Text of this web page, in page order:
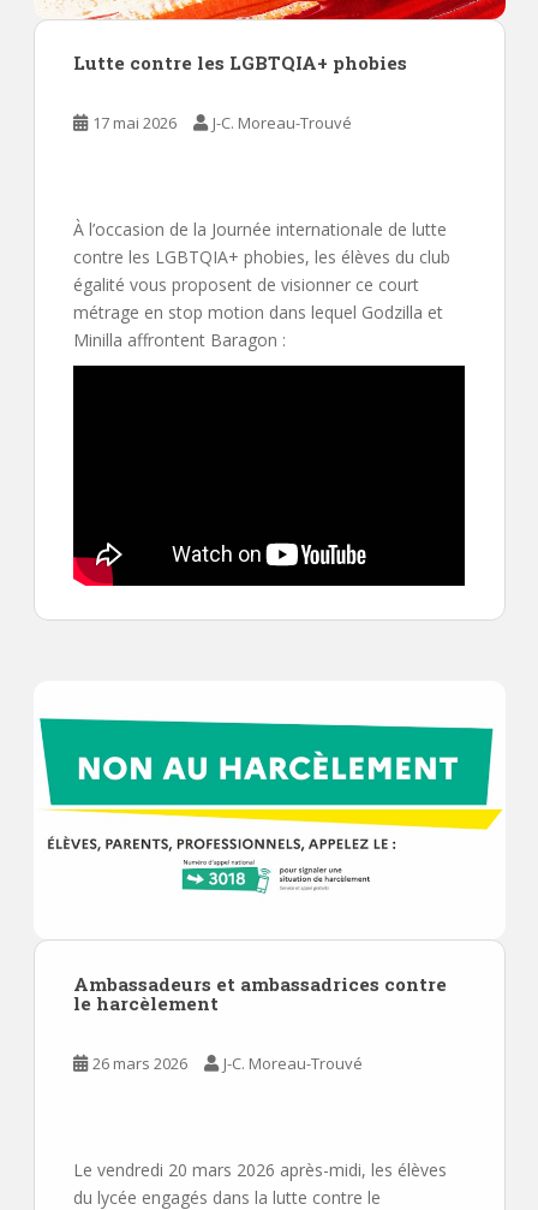
Lutte contre les LGBTQIA+ phobies
17 mai 2026 J-C. Moreau-Trouvé
À l’occasion de la Journée internationale de lutte
contre les LGBTQIA+ phobies, les élèves du club
égalité vous proposent de visionner ce court
métrage en stop motion dans lequel Godzilla et
Minilla affrontent Baragon :
Ambassadeurs et ambassadrices contre
le harcèlement
26 mars 2026 J-C. Moreau-Trouvé
Le vendredi 20 mars 2026 après-midi, les élèves
du lycée engagés dans la lutte contre le